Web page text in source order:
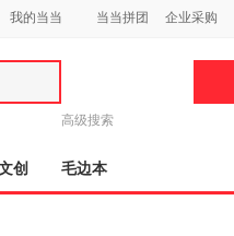
我的当当 当当拼团 企业采购
高级搜索
创 毛边本